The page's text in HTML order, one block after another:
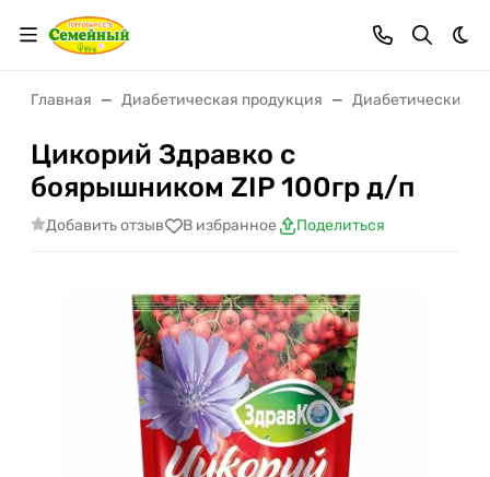
Главная Диабетическая продукция Диабетические
Цикорий Здравко с
боярышником ZIP 100гр д/п
Добавить отзыв В избранное Поделиться